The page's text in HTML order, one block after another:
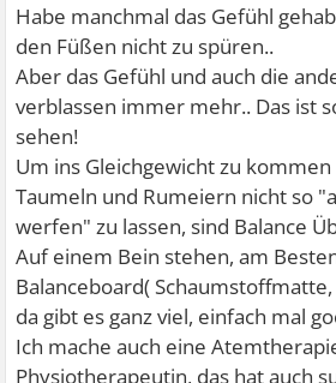
Habe manchmal das Gefühl
den Füßen nicht zu spüren..
Aber das Gefühl und auch die
verblassen immer mehr.. Das ist
sehen!
Um ins Gleichgewicht zu
Taumeln und Rumeiern nicht so
werfen" zu lassen, sind Balance
Auf einem Bein stehen, am
Balanceboard(
da gibt es ganz viel, einfach mal
Ich mache auch eine
Physiotherapeutin, das hat auch